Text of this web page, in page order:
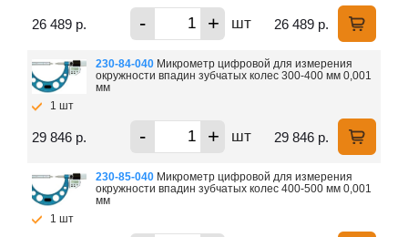
26 489 р. - + шт 26 489 р.
230-84-040 Микрометр цифровой для измерения
окружности впадин зубчатых колес 300-400 мм 0,001
мм
1 шт
29 846 р. - + шт 29 846 р.
230-85-040 Микрометр цифровой для измерения
окружности впадин зубчатых колес 400-500 мм 0,001
мм
1 шт